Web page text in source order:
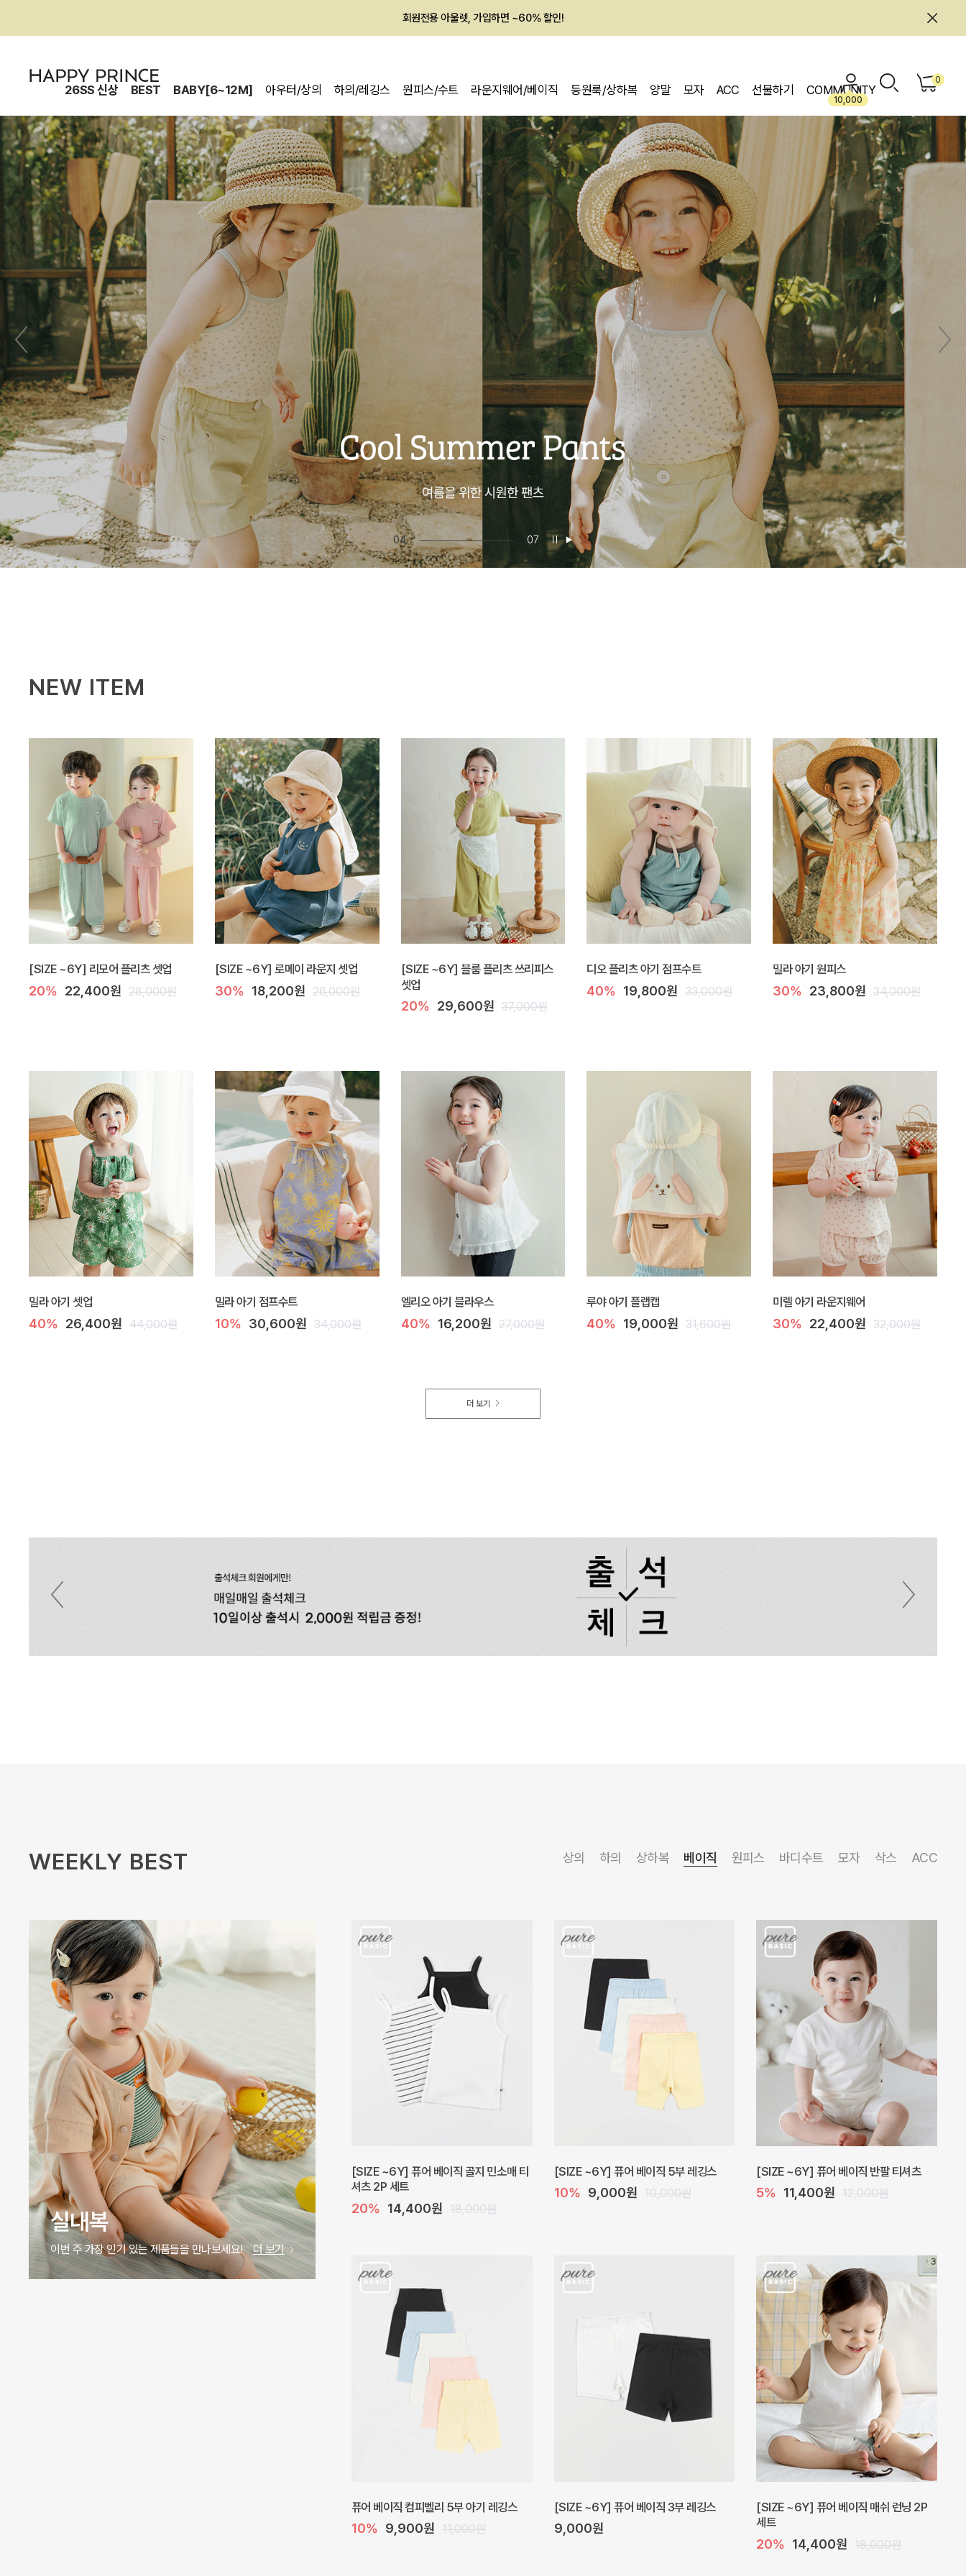
회원전용 아울렛, 가입하면 ~60% 할인!
26SS 신상 BEST BABY[6~12M] 아우터/상의 하의/레깅스 원피스/수트 라운지웨어/베이직 등원룩/상하복 양말 모자 ACC 선물하기 COMMUNITY
10,000
0
05 07
NEW ITEM
[SIZE ~6Y] 리모어 플리츠 셋업
20% 22,400원 28,000원
[SIZE ~6Y] 로메이 라운지 셋업
30% 18,200원 26,000원
[SIZE ~6Y] 블룸 플리츠 쓰리피스
셋업
20% 29,600원 37,000원
디오 플리츠 아기 점프수트
40% 19,800원 33,000원
밀라 아기 원피스
30% 23,800원 34,000원
밀라 아기 셋업
40% 26,400원 44,000원
밀라 아기 점프수트
10% 30,600원 34,000원
엘리오 아기 블라우스
40% 16,200원 27,000원
루야 아기 플랩캡
40% 19,000원 31,600원
미렐 아기 라운지웨어
30% 22,400원 32,000원
더 보기
WEEKLY BEST 상의 하의 상하복 베이직 원피스 바디수트 모자 삭스 ACC
원피스
이번 주 가장 인기 있는 제품들을 만나보세요! 더 보기
캐더린 뷔스티에 미니 아기 원피스
10% 24,300원
[SIZE ~6Y] 베르 원피스
30% 22,400원 32,000원
프로리 뷔스티에 미니 아기 원피스
20% 20,800원 26,000원
40% 22,200원 37,000원 5% 39,000원 41,000원 30% 23,800원 34,000원